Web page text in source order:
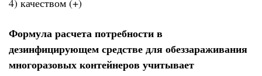
4) качеством (+)
Формула расчета потребности в
дезинфицирующем средстве для обеззараживания
многоразовых контейнеров учитывает